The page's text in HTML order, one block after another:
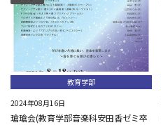
教育学部
2024年08月16日
瑲瑲会(教育学部音楽科安田香ゼミ卒